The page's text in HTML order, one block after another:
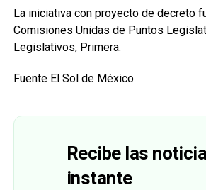
La iniciativa con proyecto de decreto
Comisiones Unidas de Puntos
Legislativos, Primera.
Fuente El Sol de México
Recibe las
instante